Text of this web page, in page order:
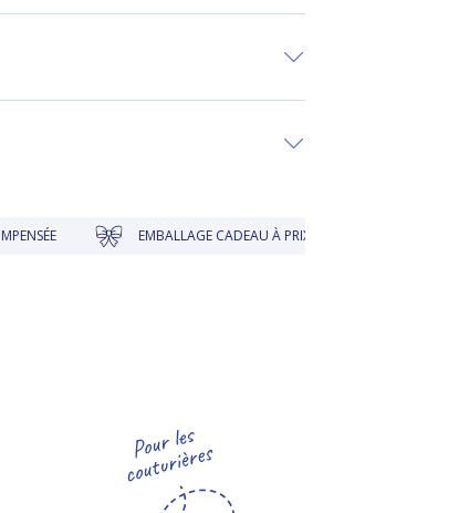
EMBALLAGE CADEAU À PRIX DOUX